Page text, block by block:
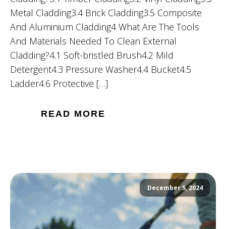
Metal Cladding3.4 Brick Cladding3.5 Composite
And Aluminium Cladding4 What Are The Tools
And Materials Needed To Clean External
Cladding?4.1 Soft-bristled Brush4.2 Mild
Detergent4.3 Pressure Washer4.4 Bucket4.5
Ladder4.6 Protective […]
READ MORE
December 5, 2024